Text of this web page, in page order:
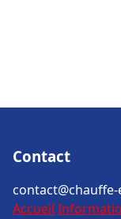
Contact
Accueil